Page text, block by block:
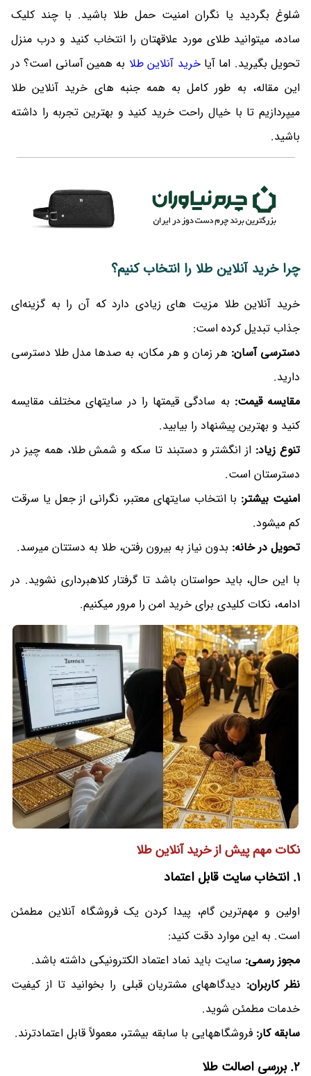
شلوغ بگردید یا نگران امنیت حمل طلا باشید. با چند کلیک
ساده، میتوانید طلای مورد علاقهتان را انتخاب کنید و درب منزل
تحویل بگیرید. اما آیاخرید آنلاین طلا به همین آسانی است؟ در
این مقاله، به طور کامل به همه جنبه های خرید آنلاین طلا
میپردازیم تا با خیال راحت خرید کنید و بهترین تجربه را داشته
باشید.
چرا خرید آنلاین طلا را انتخاب کنیم؟
خرید آنلاین طلا مزیت های زیادی دارد که آن را به گزینه‌ای
جذاب تبدیل کرده است:
دسترسی آسان: هر زمان و هر مکان، به صدها مدل طلا دسترسی
دارید.
مقایسه قیمت: به سادگی قیمتها را در سایتهای مختلف مقایسه
کنید و بهترین پیشنهاد را بیابید.
تنوع زیاد: از انگشتر و دستبند تا سکه و شمش طلا، همه چیز در
دسترستان است.
امنیت بیشتر: با انتخاب سایتهای معتبر، نگرانی از جعل یا سرقت
کم میشود.
تحویل در خانه: بدون نیاز به بیرون رفتن، طلا به دستتان میرسد.
با این حال، باید حواستان باشد تا گرفتار کلاهبرداری نشوید. در
ادامه، نکات کلیدی برای خرید امن را مرور میکنیم.
نکات مهم پیش از خرید آنلاین طلا
1. انتخاب سایت قابل اعتماد
اولین و مهم‌ترین گام، پیدا کردن یک فروشگاه آنلاین مطمئن
است. به این موارد دقت کنید:
مجوز رسمی: سایت باید نماد اعتماد الکترونیکی داشته باشد.
نظر کاربران: دیدگاههای مشتریان قبلی را بخوانید تا از کیفیت
خدمات مطمئن شوید.
سابقه کار: فروشگاههایی با سابقه بیشتر، معمولاً قابل اعتمادترند.
2. بررسی اصالت طلا